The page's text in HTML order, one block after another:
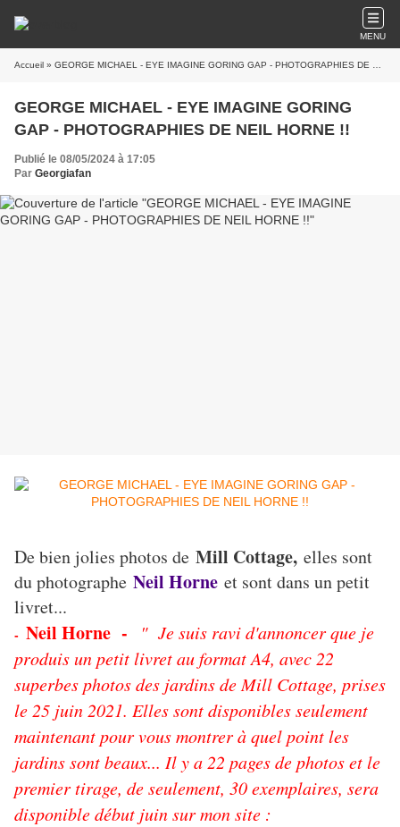
MENU
Accueil » GEORGE MICHAEL - EYE IMAGINE GORING GAP - PHOTOGRAPHIES DE NEIL HORNE !!
GEORGE MICHAEL - EYE IMAGINE GORING
GAP - PHOTOGRAPHIES DE NEIL HORNE !!
Publié le 08/05/2024 à 17:05
Par Georgiafan
De bien jolies photos de Mill Cottage, elles sont
du photographe Neil Horne et sont dans un petit
livret...
- Neil Horne -
" Je suis ravi d'annoncer que je
produis un petit livret au format A4, avec 22
superbes photos des jardins de Mill Cottage, prises
le 25 juin 2021. Elles sont disponibles seulement
maintenant pour vous montrer à quel point les
jardins sont beaux... Il y a 22 pages de photos et le
premier tirage, de seulement, 30 exemplaires, sera
disponible début juin sur mon site :